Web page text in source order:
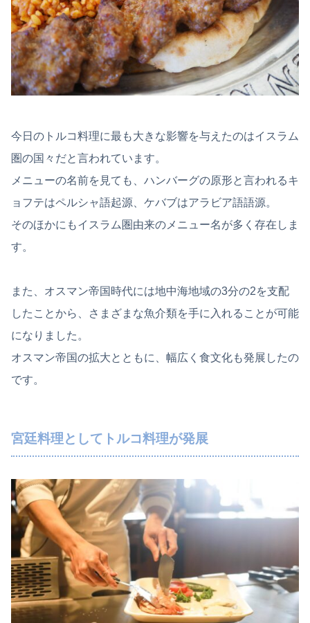
今日のトルコ料理に最も大きな影響を与えたのはイスラム
圏の国々だと言われています。
メニューの名前を見ても、ハンバーグの原形と言われるキ
ョフテはペルシャ語起源、ケバブはアラビア語語源。
そのほかにもイスラム圏由来のメニュー名が多く存在しま
す。
また、オスマン帝国時代には地中海地域の3分の2を支配
したことから、さまざまな魚介類を手に入れることが可能
になりました。
オスマン帝国の拡大とともに、幅広く食文化も発展したの
です。
宮廷料理としてトルコ料理が発展